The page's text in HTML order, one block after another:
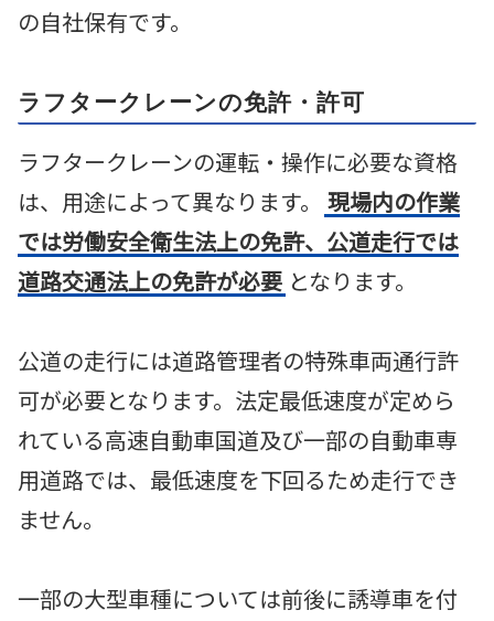
の自社保有です。
ラフタークレーンの免許・許可
ラフタークレーンの運転・操作に必要な資格
は、用途によって異なります。
現場内の作業
では労働安全衛生法上の免許、公道走行では
道路交通法上の免許が必要 となります。
公道の走行には道路管理者の特殊車両通行許
可が必要となります。法定最低速度が定めら
れている高速自動車国道及び一部の自動車専
用道路では、最低速度を下回るため走行でき
ません。
一部の大型車種については前後に誘導車を付